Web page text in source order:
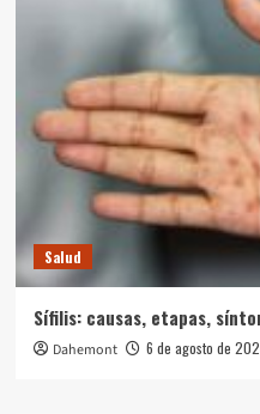
Salud
Sífilis: causas, etapas,
Dahemont 6 de agosto de